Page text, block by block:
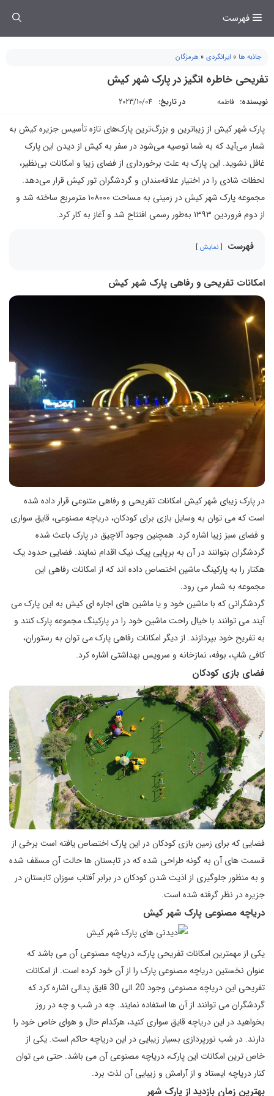
فهرست
جاذبه ها » ایرانگردی » هرمزگان
تفریحی خاطره انگیز در پارک شهر کیش
نویسنده: فاطمه در تاریخ: 2023/10/04
پارک شهر کیش از زیباترین و بزرگ‌ترین پارک‌های تازه تأسیس جزیره کیش به
شمار می‌آید که به شما توصیه می‌شود در سفر به کیش از دیدن این پارک
غافل نشوید. این پارک به علت برخورداری از فضای زیبا و امکانات بی‌نظیر،
لحظات شادی را در اختیار علاقه‌مندان و گردشگران تور کیش قرار می‌دهد.
مجموعه پارک شهر کیش در زمینی به مساحت ۱۰۸۰۰۰ مترمربع ساخته شد و
از دوم فروردین ۱۳۹۳ به‌طور رسمی افتتاح شد و آغاز به کار کرد.
فهرست نمایش
امکانات تفریحی و رفاهی پارک شهر کیش
در پارک زیبای شهر کیش امکانات تفریحی و رفاهی متنوعی قرار داده شده
است که می توان به وسایل بازی برای کودکان، دریاچه مصنوعی، قایق سواری
و فضای سبز زیبا اشاره کرد. همچنین وجود آلاچیق در پارک باعث شده
گردشگران بتوانند در آن به برپایی پیک نیک اقدام نمایند. فضایی حدود یک
هکتار را به پارکینگ ماشین اختصاص داده اند که از امکانات رفاهی این
مجموعه به شمار می رود.
گردشگرانی که با ماشین خود و یا ماشین های اجاره ای کیش به این پارک می
آیند می توانند با خیال راحت ماشین خود را در پارکینگ مجموعه پارک کنند و
به تفریح خود بپردازند. از دیگر امکانات رفاهی پارک می توان به رستوران،
کافی شاپ، بوفه، نمازخانه و سرویس بهداشتی اشاره کرد.
فضای بازی کودکان
فضایی که برای زمین بازی کودکان در این پارک اختصاص یافته است برخی از
قسمت های آن به گونه طراحی شده که در تابستان ها حالت آن مسقف شده
و به منظور جلوگیری از اذیت شدن کودکان در برابر آفتاب سوزان تابستان در
جزیره در نظر گرفته شده است.
دریاچه مصنوعی پارک شهر کیش
یکی از مهمترین امکانات تفریحی پارک، دریاچه مصنوعی آن می باشد که
عنوان نخستین دریاچه مصنوعی پارک را از آن خود کرده است. از امکانات
تفریحی این دریاچه مصنوعی وجود 20 الی 30 قایق پدالی اشاره کرد که
گردشگران می توانند از آن ها استفاده نمایند. چه در شب و چه در روز
بخواهید در این دریاچه قایق سواری کنید، هرکدام حال و هوای خاص خود را
دارند. در شب نورپردازی بسیار زیبایی در این دریاچه حاکم است. یکی از
خاص ترین امکانات این پارک، دریاچه مصنوعی آن می باشد. حتی می توان
کنار دریاچه ایستاد و از آرامش و زیبایی آن لذت برد.
بهترین زمان بازدید از پارک شهر